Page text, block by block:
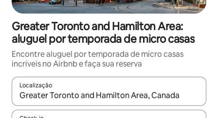
Greater Toronto and Hamilton Area:
aluguel por temporada de micro casas
Encontre aluguel por temporada de micro casas
incríveis no Airbnb e faça sua reserva
Localização
Quando os resultados estiverem disponíveis, explore-os